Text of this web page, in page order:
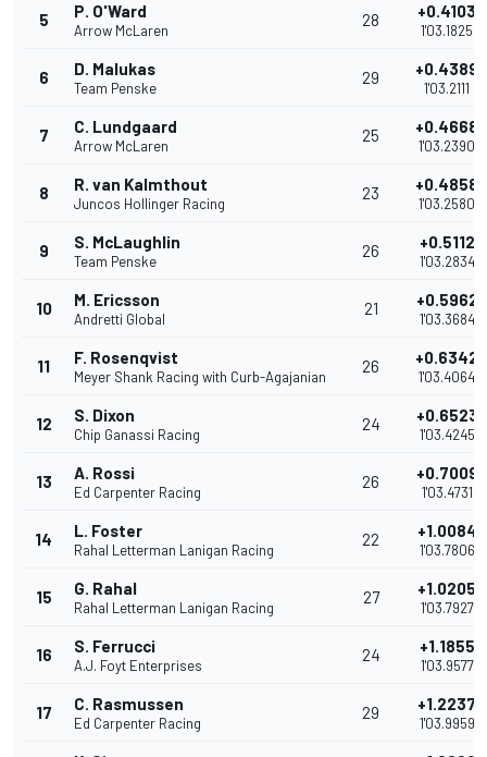
5 P. O'Ward
Arrow McLaren
28 +0.4103
1'03.1825
6 D. Malukas
Team Penske
29 +0.4389
1'03.2111
7 C. Lundgaard
Arrow McLaren
25 +0.4668
1'03.2390
8 R. van Kalmthout
Juncos Hollinger Racing
23 +0.4858
1'03.2580
9 S. McLaughlin
Team Penske
26 +0.5112
1'03.2834
10 M. Ericsson
Andretti Global
21 +0.5962
1'03.3684
11 F. Rosenqvist
Meyer Shank Racing with Curb-Agajanian
26 +0.6342
1'03.4064
12 S. Dixon
Chip Ganassi Racing
24 +0.6523
1'03.4245
13 A. Rossi
Ed Carpenter Racing
26 +0.7009
1'03.4731
14 L. Foster
Rahal Letterman Lanigan Racing
22 +1.0084
1'03.7806
15 G. Rahal
Rahal Letterman Lanigan Racing
27 +1.0205
1'03.7927
16 S. Ferrucci
A.J. Foyt Enterprises
24 +1.1855
1'03.9577
17 C. Rasmussen
Ed Carpenter Racing
29 +1.2237
1'03.9959